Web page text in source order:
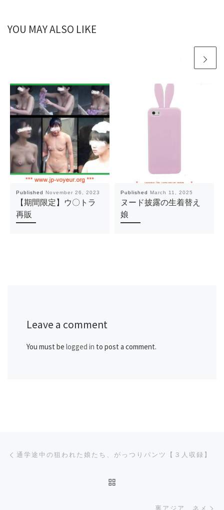
YOU MAY ALSO LIKE
Published November 26, 2023
【期間限定】ウ〇トラ
再販
Published March 11, 2025
ヌード披露の生着替え
娘
Leave a comment
You must be logged in to post a comment.
Post navigation
通学途中の狙われた娘たち、がっつりパンツ【３人収録】
裏アジア ネメ